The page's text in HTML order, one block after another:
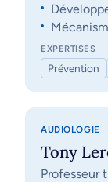
EXPERTISES
Prévention
AUDIOLOGIE
Tony
Professeur